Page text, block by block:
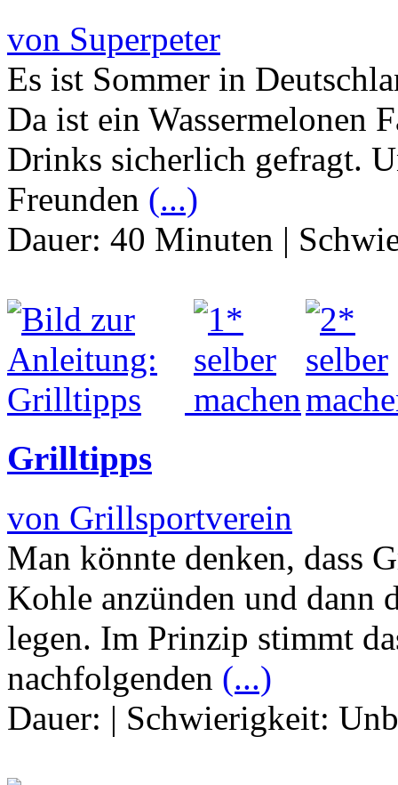
von Superpeter
Es ist Sommer in
Da ist ein Wassermelonen
Drinks sicherlich gefragt.
Freunden (...)
Dauer: 40 Minuten |
Grilltipps
von Grillsportverein
Man könnte denken, dass
Kohle anzünden und dann
legen. Im Prinzip stimmt
nachfolgenden (...)
Dauer: | Schwierigkeit: